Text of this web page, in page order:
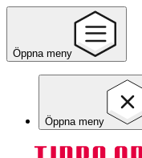
Öppna meny
Öppna meny